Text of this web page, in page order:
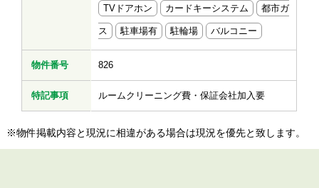
TVドアホン カードキーシステム 都市ガ
ス 駐車場有 駐輪場 バルコニー
物件番号 826
特記事項 ルームクリーニング費・保証会社加入要
※物件掲載内容と現況に相違がある場合は現況を優先と致します。